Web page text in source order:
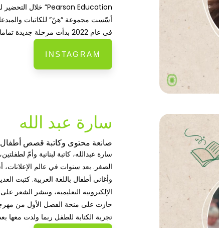
Pearson Education” خلال التحضير لمنهاجهم الخاص باللغة العربية.
أسّست مجموعة “هنّ” للكاتبات والمبدعات
في عام 2022 بدأت مرحلة جديدة تماما حيث أسست دار قصص كيوي للنشر والتوزيع.
INSTAGRAM
سارة عبد الله
صانعة محتوى وكاتبة قصص أطفال
سارة عبدالله، كاتبة لبنانية وأمّ
وأغاني أطفال باللغة العربية. كتبت
الإلكترونية التعليمية، وتنشر الشعر
حازت على منحة الفصل الأول من مهرجان
تجربة الكتابة للطفل ربما ولدت معها